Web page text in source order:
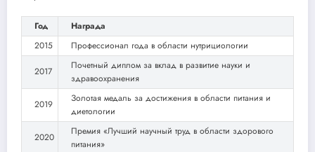
Год
Награда
2015
Профессионал года в области нутрициологии
2017
Почетный диплом за вклад в развитие науки и
здравоохранения
2019
Золотая медаль за достижения в области питания и
диетологии
2020
Премия «Лучший научный труд в области здорового
питания»